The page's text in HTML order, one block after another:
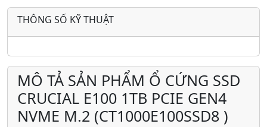
THÔNG SỐ KỸ THUẬT
MÔ TẢ SẢN PHẨM Ổ CỨNG SSD
CRUCIAL E100 1TB PCIE GEN4
NVME M.2 (CT1000E100SSD8 )